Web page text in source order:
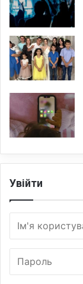
Увійти